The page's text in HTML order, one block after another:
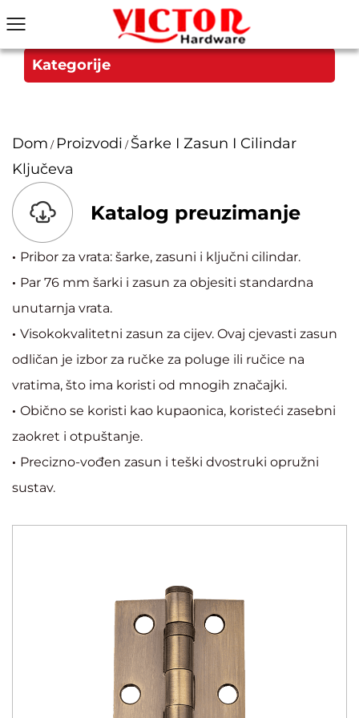
Kategorije
Dom / Proizvodi / Šarke I Zasun I Cilindar
Ključeva
Katalog preuzimanje
· Pribor za vrata: šarke, zasuni i ključni cilindar.
· Par 76 mm šarki i zasun za objesiti standardna
unutarnja vrata.
· Visokokvalitetni zasun za cijev. Ovaj cjevasti zasun
odličan je izbor za ručke za poluge ili ručice na
vratima, što ima koristi od mnogih značajki.
· Obično se koristi kao kupaonica, koristeći zasebni
zaokret i otpuštanje.
· Precizno-vođen zasun i teški dvostruki opružni
sustav.